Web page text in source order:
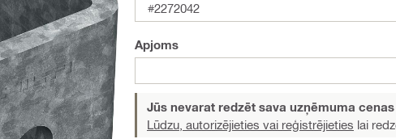
#2272042
Apjoms
Jūs nevarat redzēt sava uzņēmuma cenas
Lūdzu, autorizējieties vai reģistrējieties lai